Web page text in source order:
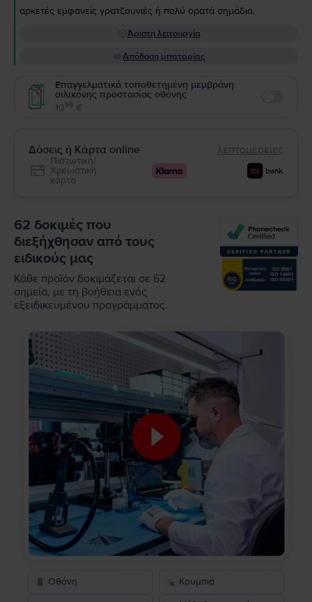
αρκετές εμφανείς γρατζουνιές ή πολύ ορατά σημάδια.
Άριστη λειτουργία
Απόδοση μπαταρίας
Επαγγελματικά τοποθετημένη μεμβράνη
σιλικόνης προστασίας οθόνης
1099 €
Δόσεις ή Κάρτα online λεπτομέρειες
Πιστωτική/
Χρεωστική
κάρτα
62 δοκιμές που
διεξήχθησαν από τους
ειδικούς μας
Κάθε προϊόν δοκιμάζεται σε 62
σημεία, με τη βοήθεια ενός
εξειδικευμένου προγράμματος.
Οθόνη
Κουμπιά